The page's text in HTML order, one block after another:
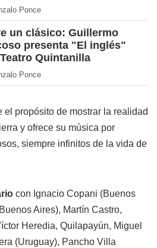
Ponce
un clásico: Guillermo
presenta "El inglés"
Quintanilla
Ponce
el propósito de mostrar la realidad
y ofrece su música por
siempre infinitos de la vida de
con Ignacio Copani (Buenos
Aires), Martín Castro,
Heredia, Quilapayún, Miguel
(Uruguay), Pancho Villa